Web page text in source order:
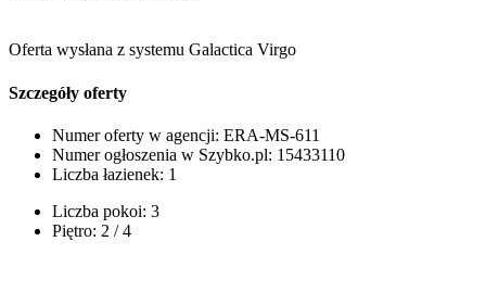
Oferta wysłana z systemu Galactica Virgo
Szczegóły oferty
Numer oferty w agencji: ERA-MS-611
Numer ogłoszenia w Szybko.pl: 15433110
Liczba łazienek: 1
Liczba pokoi: 3
Piętro: 2 / 4